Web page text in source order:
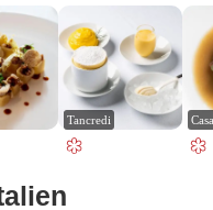
Tancredi